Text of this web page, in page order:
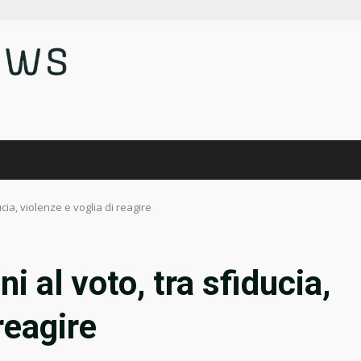
violenze e voglia di reagire
al voto, tra sfiducia,